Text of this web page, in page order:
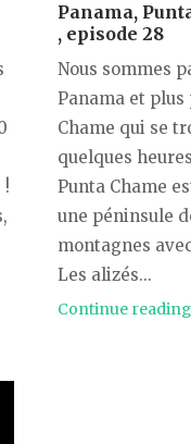
!
Panama,
, episode 28
Nous sommes
Panama et
Chame qui se
quelques
Punta Chame
une péninsule
montagnes
Les alizés...
Continue reading